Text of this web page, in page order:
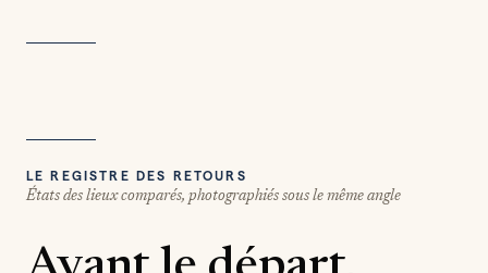
LE REGISTRE DES RETOURS
États des lieux comparés, photographiés sous le même angle